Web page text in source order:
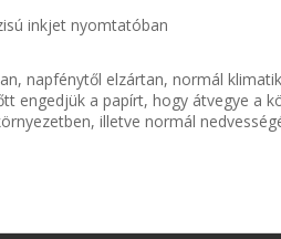
inkjet nyomtatóban
napfénytől elzártan, normál
engedjük a papírt, hogy átvegye a
illetve normál